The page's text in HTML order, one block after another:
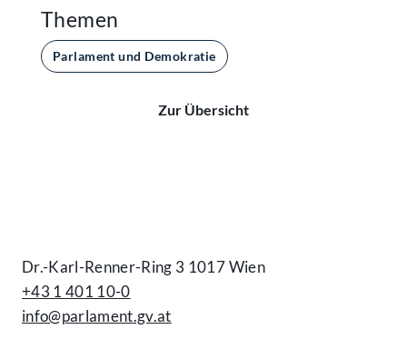
Themen
Parlament und Demokratie
Zur Übersicht
Dr.-Karl-Renner-Ring 3 1017 Wien
+43 1 401 10-0
info@parlament.gv.at